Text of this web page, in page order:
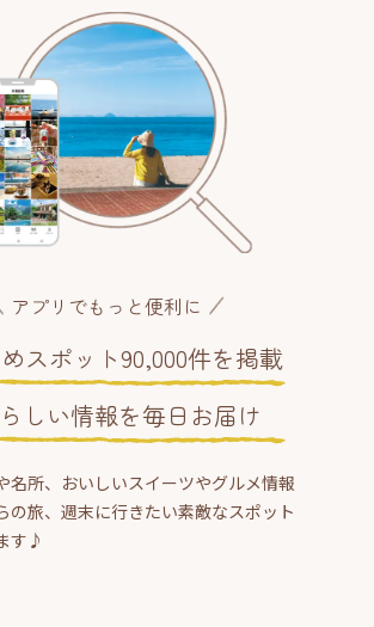
アプリでもっと便利に
スポット90,000件を掲載
しい情報を毎日お届け
名所、おいしいスイーツやグルメ情報
の旅、週末に行きたい素敵なスポット
す♪